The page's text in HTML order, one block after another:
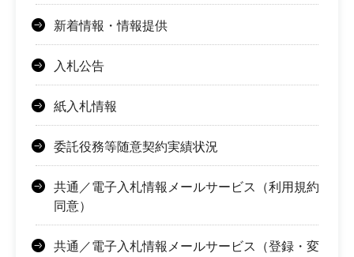
新着情報・情報提供
入札公告
紙入札情報
委託役務等随意契約実績状況
共通／電子入札情報メールサービス（利用規約
同意）
共通／電子入札情報メールサービス（登録・変